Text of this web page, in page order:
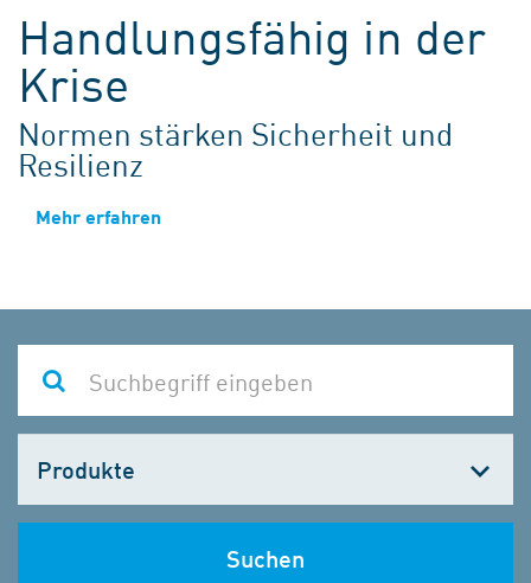
Handlungsfähig in der
Krise
Normen stärken Sicherheit und
Resilienz
Mehr erfahren
wählen
Suchen